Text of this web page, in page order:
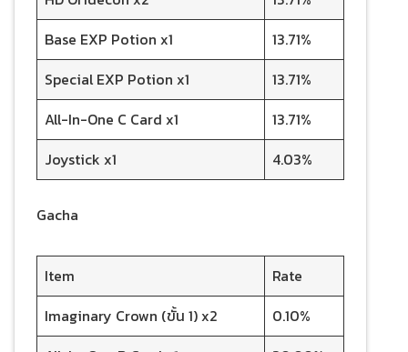
Base EXP Potion x1
13.71%
Special EXP Potion x1
13.71%
All-In-One C Card x1
13.71%
Joystick x1
4.03%
Gacha
Item
Rate
Imaginary Crown (ขั้น 1) x2
0.10%